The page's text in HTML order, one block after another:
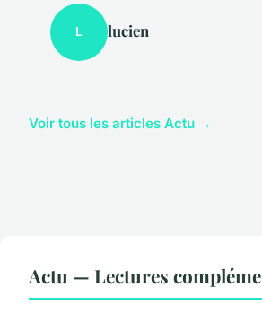
L lucien
Voir tous les articles Actu →
Actu — Lectures